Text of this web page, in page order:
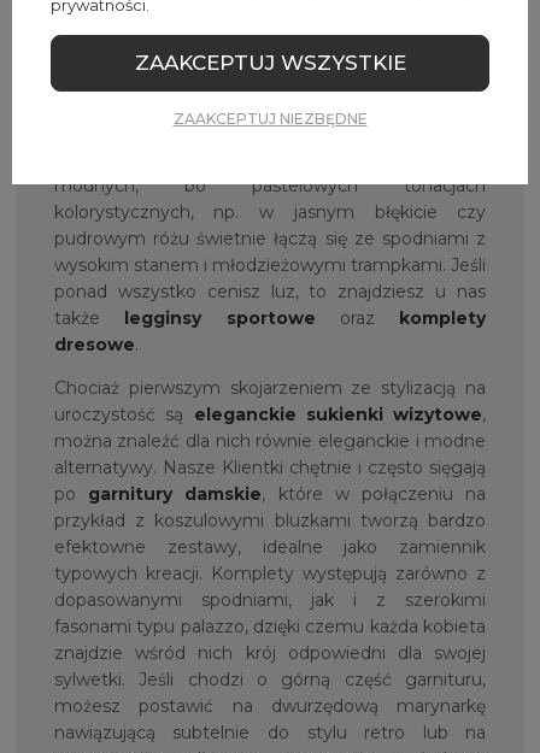
rozkloszowane spódniceczywizytowe
damskie w swobodnym wydaniu. Komfortowe
modnych, bo pastelowych tonacjach
kolorystycznych, np. w jasnym błękicie czy
pudrowym różu świetnie łączą się ze spodniami z
wysokim stanem i młodzieżowymi trampkami. Jeśli
ponad wszystko cenisz luz, to znajdziesz u nas
także
legginsy sportowe oraz komplety
dresowe.
Chociaż pierwszym skojarzeniem ze stylizacją na
uroczystość są eleganckie sukienki wizytowe,
można znaleźć dla nich równie eleganckie i modne
alternatywy. Nasze Klientki chętnie i często sięgają
po garnitury damskie, które w połączeniu na
przykład z koszulowymi bluzkami tworzą bardzo
efektowne zestawy, idealne jako zamiennik
typowych kreacji. Komplety występują zarówno z
dopasowanymi spodniami, jak i z szerokimi
fasonami typu palazzo, dzięki czemu każda kobieta
znajdzie wśród nich krój odpowiedni dla swojej
sylwetki. Jeśli chodzi o górną część garnituru,
możesz postawić na dwurzędową marynarkę
nawiązującą subtelnie do stylu retro lub na
prywatności.
ZAAKCEPTUJ NIEZBĘDNE
ZAAKCEPTUJ WSZYSTKIE